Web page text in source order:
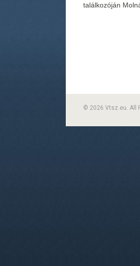
találkozóján
© 2026 Vtsz.eu. All